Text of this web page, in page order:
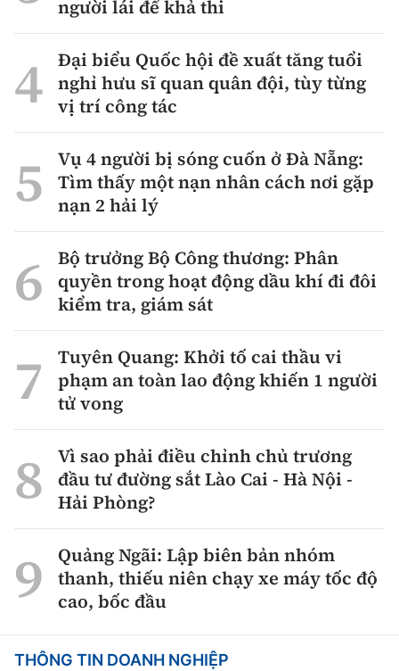
người lái để khả thi
Đại biểu Quốc hội đề xuất tăng tuổi
nghỉ hưu sĩ quan quân đội, tùy từng
vị trí công tác
Vụ 4 người bị sóng cuốn ở Đà Nẵng:
Tìm thấy một nạn nhân cách nơi gặp
nạn 2 hải lý
Bộ trưởng Bộ Công thương: Phân
quyền trong hoạt động dầu khí đi đôi
kiểm tra, giám sát
Tuyên Quang: Khởi tố cai thầu vi
phạm an toàn lao động khiến 1 người
tử vong
Vì sao phải điều chỉnh chủ trương
đầu tư đường sắt Lào Cai - Hà Nội -
Hải Phòng?
Quảng Ngãi: Lập biên bản nhóm
thanh, thiếu niên chạy xe máy tốc độ
cao, bốc đầu
THÔNG TIN DOANH NGHIỆP